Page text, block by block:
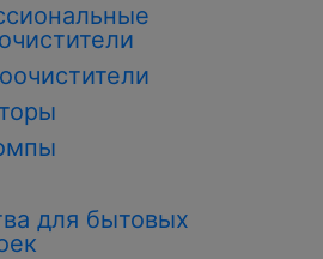
для бытовых